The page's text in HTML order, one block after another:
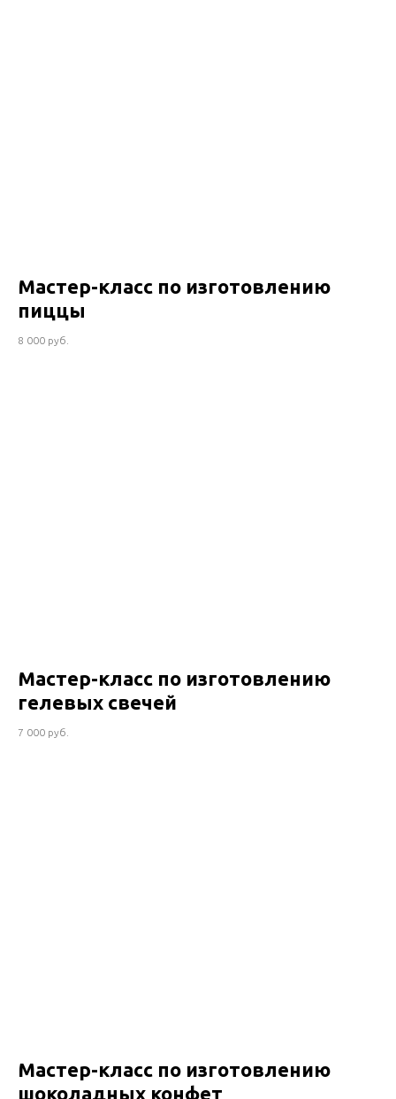
Мастер-класс по изготовлению
пиццы
8 000 руб.
Мастер-класс по изготовлению
гелевых свечей
7 000 руб.
Мастер-класс по изготовлению
шоколадных конфет